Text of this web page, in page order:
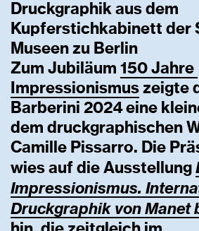
Druckgraphik aus dem
Kupferstichkabinett der
Museen zu Berlin
Zum Jubiläum 150 Jahre
Impressionismus zeigte
Barberini 2024 eine
dem druckgraphischen
Camille Pissarro. Die
wies auf die Ausstellung
Impressionismus.
Druckgraphik vonManet